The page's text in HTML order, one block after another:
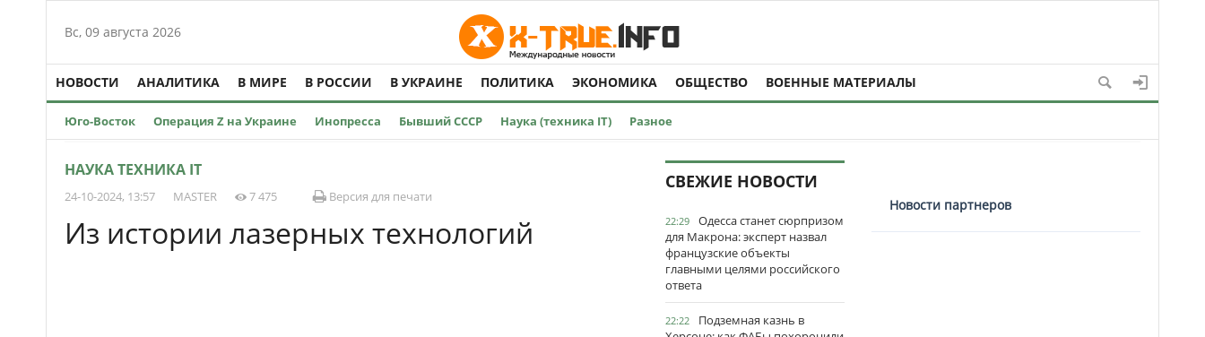
Вс, 09 августа 2026
НОВОСТИ АНАЛИТИКА В МИРЕ В РОССИИ В УКРАИНЕ ПОЛИТИКА ЭКОНОМИКА ОБЩЕСТВО ВОЕННЫЕ МАТЕРИАЛЫ
Юго-Восток Операция Z на Украине Инопресса Бывший СССР Наука (техника IT) Разное
НАУКА ТЕХНИКА IT
24-10-2024, 13:57 MASTER 7 475 Версия для печати
Из истории лазерных технологий
СВЕЖИЕ НОВОСТИ
22:29
Одесса станет сюрпризом
для Макрона: эксперт назвал
французские объекты
главными целями российского
ответа
22:22
Подземная казнь в
Новости партнеров